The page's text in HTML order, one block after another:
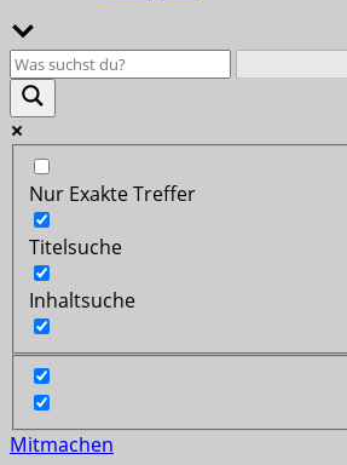
Nur Exakte Treffer
Titelsuche
Inhaltsuche
Mitmachen